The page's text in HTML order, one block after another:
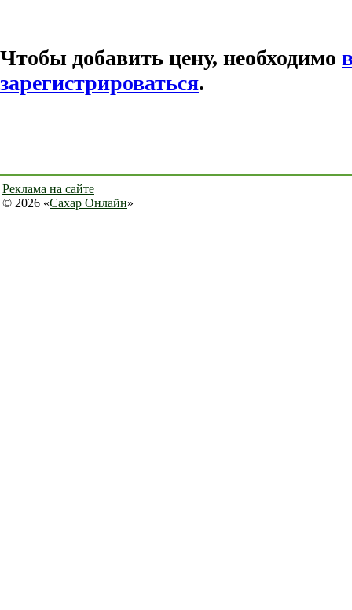
Чтобы добавить цену, необходимо
зарегистрироваться.
Реклама на сайте
© 2026 «Сахар Онлайн»